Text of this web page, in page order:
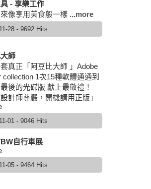
- 享樂工作
像享用美食般一樣 ...more
28 - 9692 Hits
師
真正「阿豆比大師 」Adobe
collection 1次15種軟體通通到
後的光碟版 獻上最敬禮！
設計師尊嚴，開機請用正版」
01 - 9046 Hits
自行車展
05 - 9464 Hits